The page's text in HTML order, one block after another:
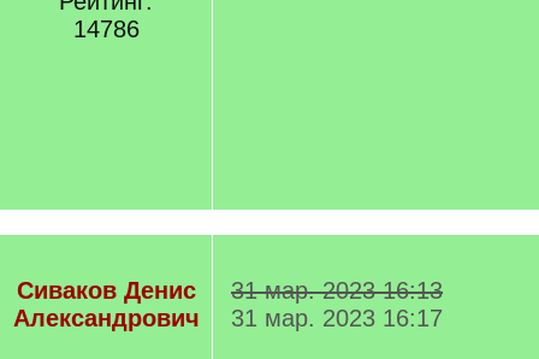
14786
Сиваков Денис
Александрович
31 мар. 2023 16:13
31 мар. 2023 16:17